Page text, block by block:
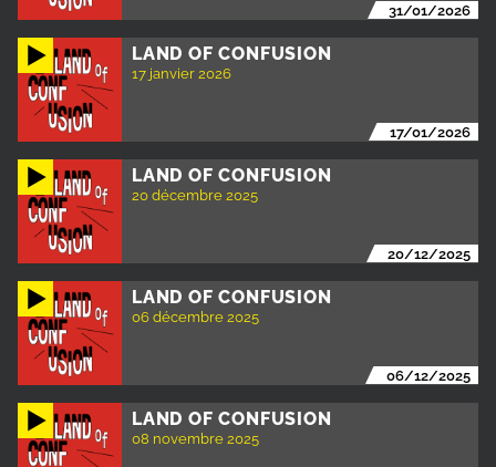
31/01/2026
LAND OF CONFUSION
17 janvier 2026
17/01/2026
LAND OF CONFUSION
20 décembre 2025
20/12/2025
LAND OF CONFUSION
06 décembre 2025
06/12/2025
LAND OF CONFUSION
08 novembre 2025